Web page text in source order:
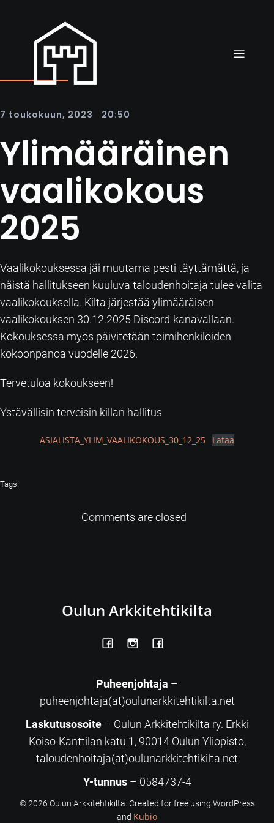
7 toukokuun, 2023 20:50
Ylimääräinen
vaalikokous
2025
Vaalikokouksessa jäi muutama pesti täyttämättä, ja
näistä hallitukseen kuuluva taloudenhoitaja tulee valita
vaalikokouksella. Kilta järjestää ylimääräisen
vaalikokouksen 30.12.2025 Discord-kanavallaan.
Kokouksessa myös päivitetään toimihenkilöiden
kokoonpanoa vuodelle 2026.
Tervetuloa kokoukseen!
Ystävällisin terveisin killan hallitus
ASIALISTA_YLIM_VAALIKOKOUS_30_12_25 Lataa
Tags:
Comments are closed
Oulun Arkkitehtikilta
Puheenjohtaja –
puheenjohtaja(at)oulunarkkitehtikilta.net
Laskutusosoite– Oulun Arkkitehtikilta ry. Erkki
Koiso-Kanttilan katu 1, 90014 Oulun Yliopisto,
taloudenhoitaja(at)oulunarkkitehtikilta.net
Y-tunnus – 0584737-4
© 2026 Oulun Arkkitehtikilta. Created for free using WordPress
and Kubio